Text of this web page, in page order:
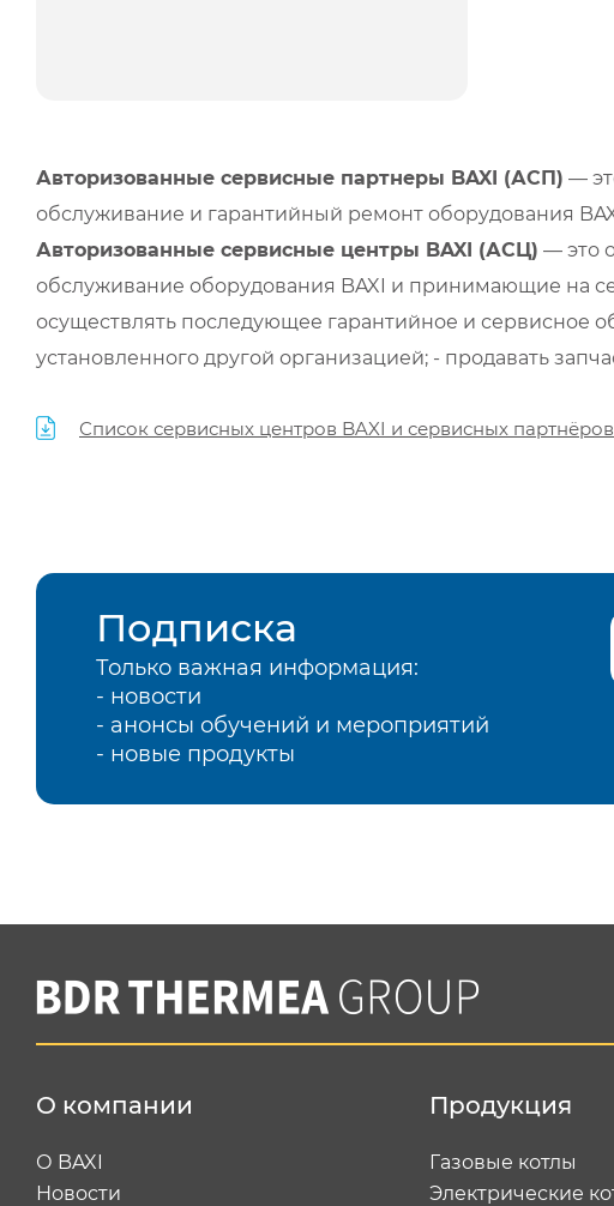
Авторизованные сервисные партнеры BAXI (АСП) —
обслуживание и гарантийный ремонт оборудования
Авторизованные сервисные центры BAXI (АСЦ) — это
обслуживание оборудования BAXI и принимающие на
осуществлять последующее гарантийное и сервисное
установленного другой организацией; - продавать
Список сервисных центров BAXI и сервисных
Подписка
Только важная информация:
- новости
- анонсы обучений и мероприятий
- новые продукты
О компании
О BAXI
Новости
Продукция
Газовые котлы
Электрические